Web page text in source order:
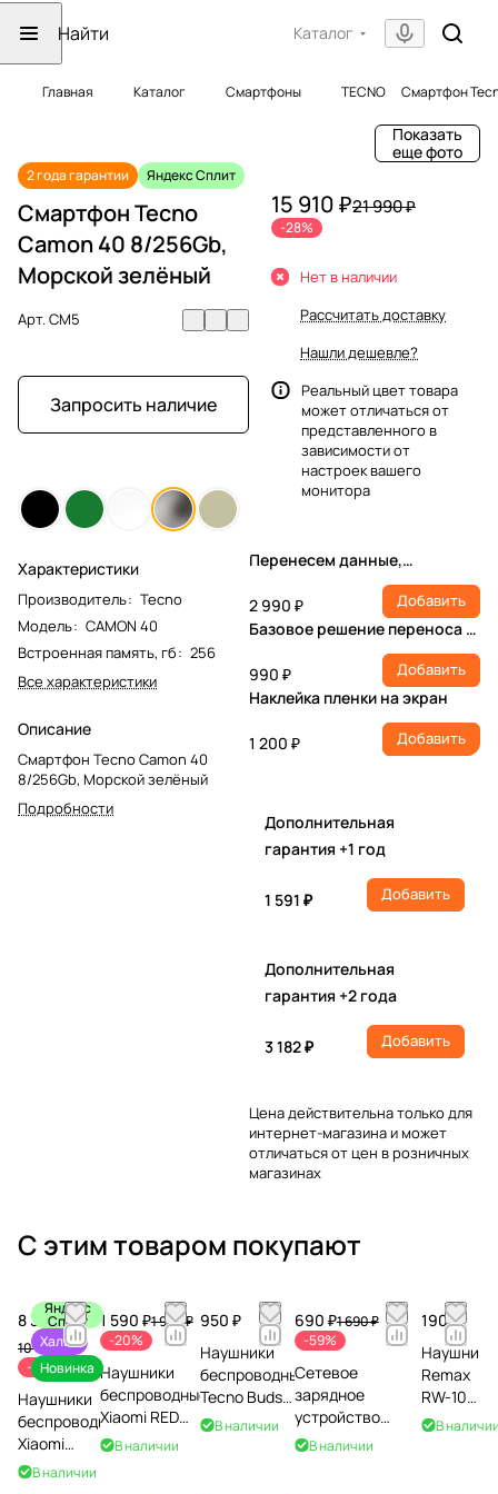
Каталог
Главная Каталог Смартфоны TECNO Смартфон
Показать
еще фото
2 года гарантии Яндекс Сплит
Смартфон Tecno
Camon 40 8/256Gb,
Морской зелёный
Арт.CM5
Запросить наличие
Характеристики
Производитель: Tecno
Модель: CAMON 40
Встроенная память, гб: 256
Все характеристики
Описание
Смартфон Tecno Camon 40
8/256Gb, Морской зелёный
Подробности
15 910 ₽21 990 ₽
-28%
Нет в наличии
Рассчитать доставку
Нашли дешевле?
Реальный цвет товара
может отличаться от
представленного в
зависимости от
настроек вашего
монитора
Перенесем данные,
настроим учетную запись,
установим ПО
2 990 ₽ Добавить
Базовое решение переноса и
990 ₽
Добавить
Наклейка пленки на экран
1 200 ₽ Добавить
Дополнительная
гарантия +1 год
1 591 ₽ Добавить
Дополнительная
гарантия +2 года
3 182 ₽ Добавить
Цена действительна только для
интернет-магазина и может
отличаться от цен в розничных
магазинах
С этим товаром покупают
Яндекс
Сплит
Халва
Новинка
8 390 ₽
10 190 ₽
-18%
Наушники
беспроводные
Xiaomi
Buds 6,
В наличии
1 590 ₽1 990 ₽
-20%
Наушники
беспроводные
Xiaomi REDMI
Buds 8 Lite,
В наличии
950 ₽
Наушники
беспроводные
Tecno Buds
4 Air ECO,
В наличии
690 ₽1 690 ₽
-59%
Сетевое
зарядное
устройство
Xiaomi 33W Nano
В наличии
190 ₽
Наушники
Remax
RW-108,
черный
В